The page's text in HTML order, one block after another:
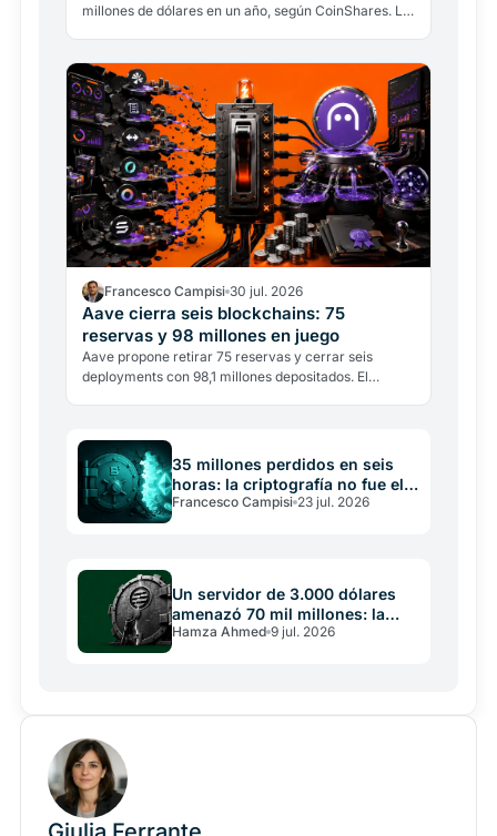
millones de dólares en un año, según CoinShares. La
Francesco Campisi 30 jul. 2026
Aave cierra seis blockchains: 75
reservas y 98 millones en juego
Aave propone retirar 75 reservas y cerrar seis
deployments con 98,1 millones depositados. El
35 millones perdidos en seis
horas: la criptografía no fue el
problema
Francesco Campisi 23 jul. 2026
Un servidor de 3.000 dólares
amenazó 70 mil millones: la
falla de Aptos
Hamza Ahmed 9 jul. 2026